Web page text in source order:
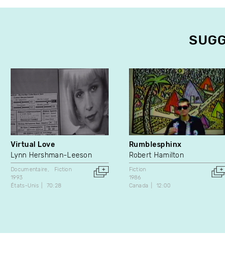
Virtual Love
Lynn Hershman-Leeson
Documentaire
Fiction
1993
États-Unis
70:28
Rumblesphinx
Robert Hamilton
Fiction
1986
Canada
12:00